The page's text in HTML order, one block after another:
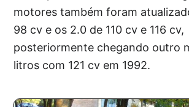
motores também foram
98 cv e os 2.0 de 110 cv e 116 cv,
posteriormente chegando outro
litros com 121 cv em 1992.